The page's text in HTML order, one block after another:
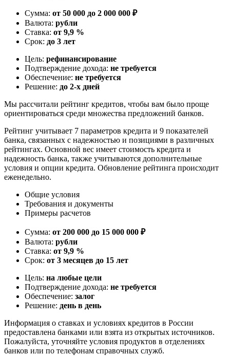
Сумма: от 50 000 до 2 000 000 ₽
Валюта: рубли
Ставка: от 9,9 %
Срок: до 3 лет
Цель: рефинансирование
Подтверждение дохода: не требуется
Обеспечение: не требуется
Решение: до 2-х дней
Мы рассчитали рейтинг кредитов, чтобы вам было проще
ориентироваться среди множества предложений банков.
Рейтинг учитывает 7 параметров кредита и 9 показателей
банка, связанных с надежностью и позициями в различных
рейтингах. Основной вес имеет стоимость кредита и
надежность банка, также учитываются дополнительные
условия и опции кредита. Обновление рейтинга происходит
еженедельно.
Общие условия
Требования и документы
Примеры расчетов
Сумма: от 200 000 до 15 000 000 ₽
Валюта: рубли
Ставка: от 9,9 %
Срок: от 3 месяцев до 15 лет
Цель: на любые цели
Подтверждение дохода: не требуется
Обеспечение: залог
Решение: день в день
Информация о ставках и условиях кредитов в России
предоставлена банками или взята из открытых источников.
Пожалуйста, уточняйте условия продуктов в отделениях
банков или по телефонам справочных служб.